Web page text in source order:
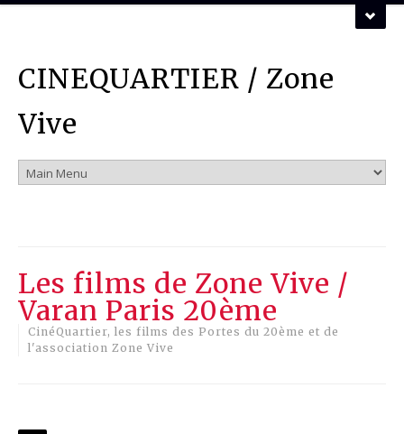
Vous pouvez nous contacter par mail : mail
CINEQUARTIER / Zone
Vive
Les films de Zone Vive /
Varan Paris 20ème
CinéQuartier, les films des Portes du 20ème et de
l'association Zone Vive